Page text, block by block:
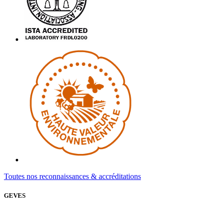
Toutes nos reconnaissances & accréditations
GEVES